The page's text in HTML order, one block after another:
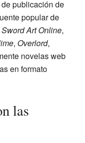
publicación de
popular de
Sword Art Online,
, Overlord,
novelas web
en formato
las